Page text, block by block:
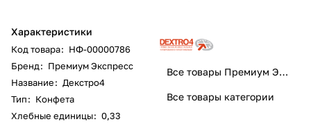
Характеристики
Код товара: НФ-00000786
Бренд: Премиум Экспресс
Название: Декстро4
Тип: Конфета
Хлебные единицы: 0,33
Все товары Премиум Экспресс
Все товары категории